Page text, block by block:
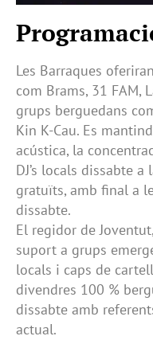
Les Barraques
com Brams, 31 FAM,
grups berguedans
Kin K-Cau. Es
acústica, la
DJ’s locals dissabte
gratuïts, amb final a
dissabte.
El regidor de
suport a grups
locals i caps de
divendres 100 %
dissabte amb
actual.